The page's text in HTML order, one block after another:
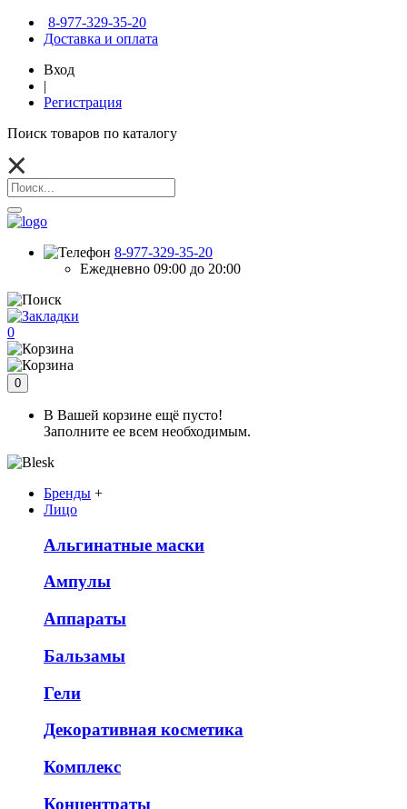
8-977-329-35-20
Доставка и оплата
Вход
|
Регистрация
Поиск товаров по каталогу
8-977-329-35-20
Ежедневно 09:00 до 20:00
0
0
В Вашей корзине ещё пусто!
Заполните ее всем необходимым.
Бренды +
Лицо
Альгинатные маски
Ампулы
Аппараты
Бальзамы
Гели
Декоративная косметика
Комплекс
Концентраты